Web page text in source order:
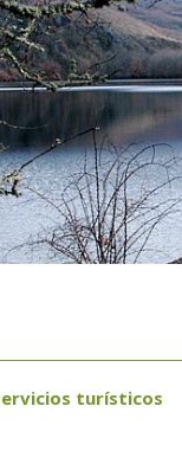
turísticos